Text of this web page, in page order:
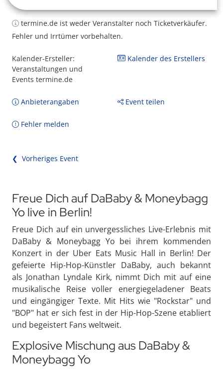
termine.de ist weder Veranstalter noch Ticketverkäufer.
Fehler und Irrtümer vorbehalten.
Kalender-Ersteller:
Veranstaltungen und
Events termine.de
Kalender des Erstellers
Anbieterangaben Event teilen
Fehler melden
❮ Vorheriges Event
Freue Dich auf DaBaby & Moneybagg
Yo live in Berlin!
Freue Dich auf ein unvergessliches Live-Erlebnis mit
DaBaby & Moneybagg Yo bei ihrem kommenden
Konzert in der Uber Eats Music Hall in Berlin! Der
gefeierte Hip-Hop-Künstler DaBaby, auch bekannt
als Jonathan Lyndale Kirk, nimmt Dich mit auf eine
musikalische Reise voller energiegeladener Beats
und eingängiger Texte. Mit Hits wie "Rockstar" und
"BOP" hat er sich fest in der Hip-Hop-Szene etabliert
und begeistert Fans weltweit.
Explosive Mischung aus DaBaby &
Moneybagg Yo